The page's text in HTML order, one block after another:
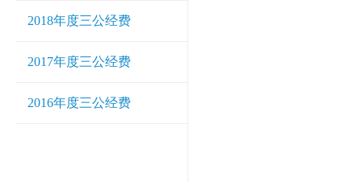
2018年度三公经费
2017年度三公经费
2016年度三公经费